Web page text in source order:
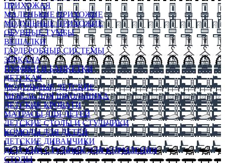
ПРИХОЖАЯ
МАЛЕНЬКИЕ ПРИХОЖИЕ
МОДУЛЬНЫЕ ПРИХОЖИЕ
ОБУВНЫЕ ТУМБЫ
ВЕШАЛКИ
ГАРДЕРОБНЫЕ СИСТЕМЫ
ЗЕРКАЛА
ПУФИКИ И БАНКЕТКИ
ДЕТСКАЯ
МОДУЛЬНЫЕ ДЕТСКИЕ
МЕБЕЛЬ ДЛЯ ШКОЛЬНИКА
ДЕТСКИЕ КРОВАТИ
МАТРАСЫ ДЛЯ ДЕТЕЙ
ДЕТСКИЕ СТОЛЫ И СТУЛЬЧИКИ
КОМОДЫ ДЛЯ ДЕТЕЙ
ДЕТСКИЕ ДИВАНЧИКИ
ДЕТСКИЙ СТУЛЬЧИК ДЛЯ КОРМЛЕНИЯ
СТОЛЫ